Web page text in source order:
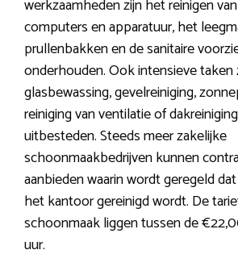
werkzaamheden zijn het reinigen
computers en apparatuur, het
prullenbakken en de sanitaire
onderhouden. Ook intensieve taken
glasbewassing, gevelreiniging,
reiniging van ventilatie of
uitbesteden. Steeds meer zakelijke
schoonmaakbedrijven kunnen
aanbieden waarin wordt geregeld
het kantoor gereinigd wordt. De
schoonmaak liggen tussen de
uur.